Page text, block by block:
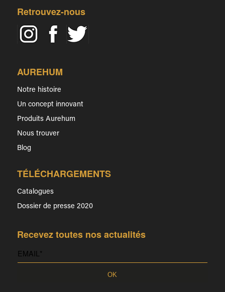
Retrouvez-nous
AUREHUM
Notre histoire
Un concept innovant
Produits Aurehum
Nous trouver
Blog
TÉLÉCHARGEMENTS
Catalogues
Dossier de presse 2020
Recevez toutes nos actualités